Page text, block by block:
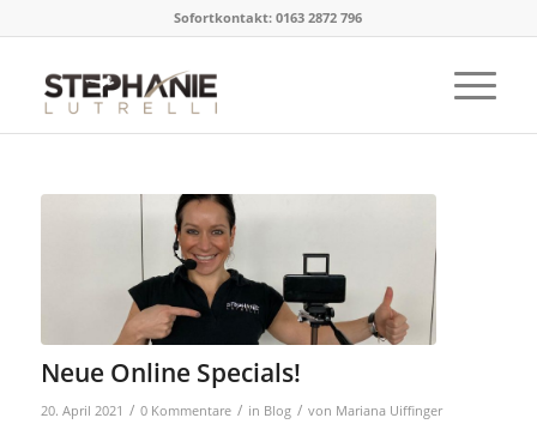
Sofortkontakt: 0163 2872 796
Neue Online Specials!
20. April 2021 / 0 Kommentare / in Blog / von Mariana Uiffinger